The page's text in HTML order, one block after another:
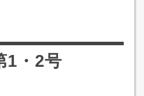
1・2号